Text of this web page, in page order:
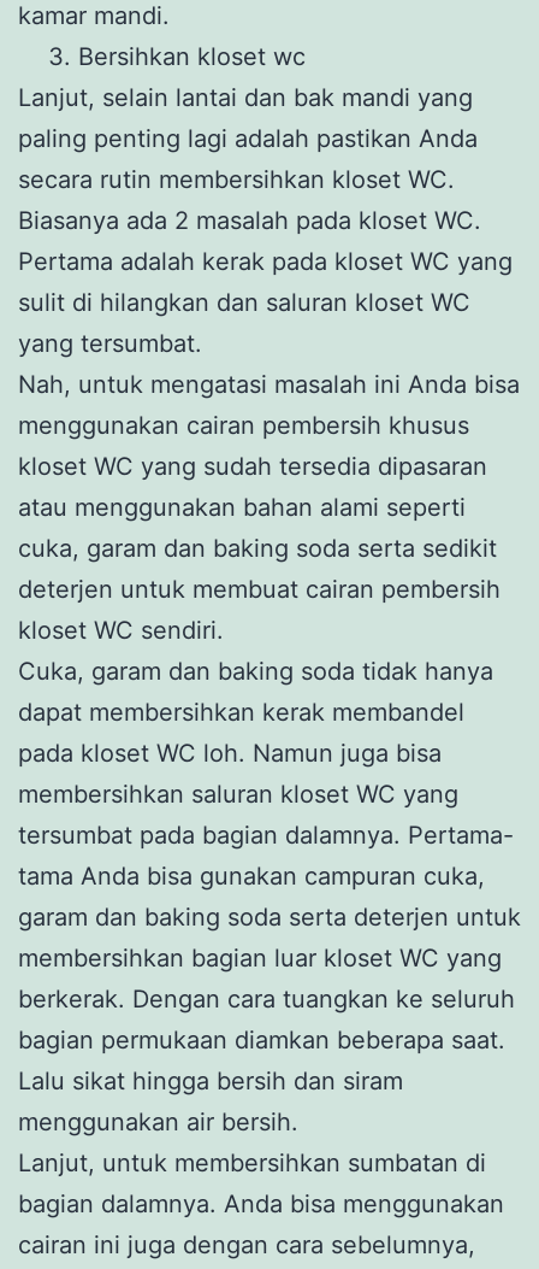
kamar mandi.
Bersihkan kloset wc
Lanjut, selain lantai dan bak mandi yang
paling penting lagi adalah pastikan Anda
secara rutin membersihkan kloset WC.
Biasanya ada 2 masalah pada kloset WC.
Pertama adalah kerak pada kloset WC yang
sulit di hilangkan dan saluran kloset WC
yang tersumbat.
Nah, untuk mengatasi masalah ini Anda bisa
menggunakan cairan pembersih khusus
kloset WC yang sudah tersedia dipasaran
atau menggunakan bahan alami seperti
cuka, garam dan baking soda serta sedikit
deterjen untuk membuat cairan pembersih
kloset WC sendiri.
Cuka, garam dan baking soda tidak hanya
dapat membersihkan kerak membandel
pada kloset WC loh. Namun juga bisa
membersihkan saluran kloset WC yang
tersumbat pada bagian dalamnya. Pertama-
tama Anda bisa gunakan campuran cuka,
garam dan baking soda serta deterjen untuk
membersihkan bagian luar kloset WC yang
berkerak. Dengan cara tuangkan ke seluruh
bagian permukaan diamkan beberapa saat.
Lalu sikat hingga bersih dan siram
menggunakan air bersih.
Lanjut, untuk membersihkan sumbatan di
bagian dalamnya. Anda bisa menggunakan
cairan ini juga dengan cara sebelumnya,